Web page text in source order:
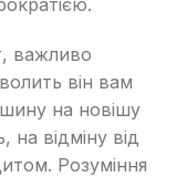
важливо
він вам
на новішу
на відміну від
Розуміння